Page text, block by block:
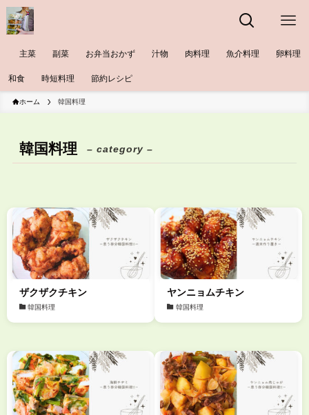
主菜 副菜 お弁当おかず 汁物 肉料理 魚介料理 卵料理
和食 時短料理 節約レシピ
ホーム 韓国料理
韓国料理 – category –
ザクザクチキン
韓国料理
ヤンニョムチキン
韓国料理